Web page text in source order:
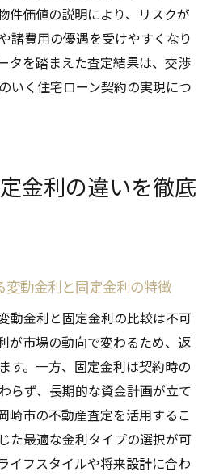
件価値の説明により、リスクが
諸費用の優遇を受けやすくなり
タを踏まえた査定結果は、交渉
いく住宅ローン契約の実現につ
金利の違いを徹底
変動金利と固定金利の特徴
動金利と固定金利の比較は不可
が市場の動向で変わるため、返
す。一方、固定金利は契約時の
らず、長期的な資金計画が立て
崎市の不動産査定を活用するこ
た最適な金利タイプの選択が可
イフスタイルや将来設計に合わ